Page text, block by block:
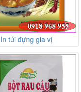
In túi đựng gia vị